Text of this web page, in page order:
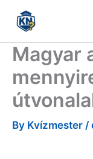
content
Magyar
By Kvízmester /